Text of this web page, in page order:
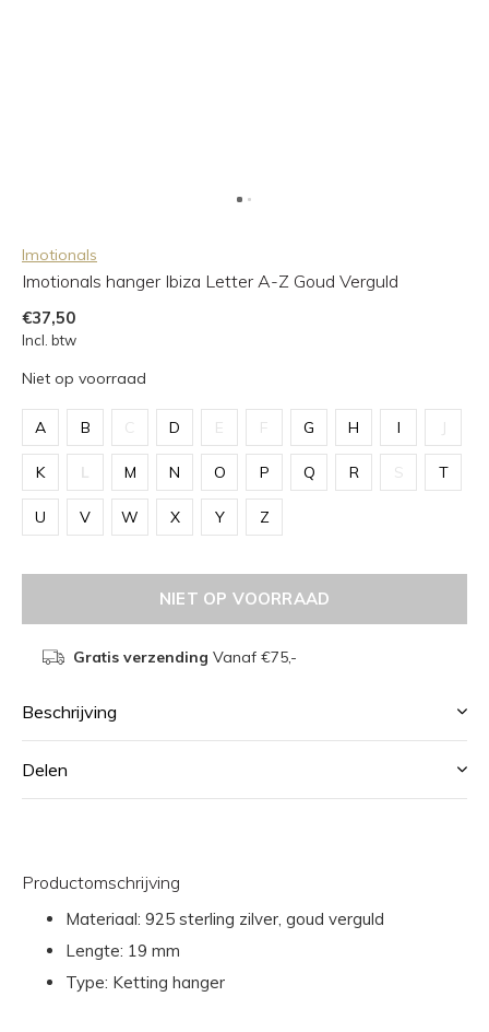
Imotionals
Imotionals hanger Ibiza Letter A-Z Goud Verguld
€37,50
Incl. btw
Niet op voorraad
A B C D E F G H I J
K L M N O P Q R S T
U V W X Y Z
NIET OP VOORRAAD
Gratis verzending Vanaf €75,-
Beschrijving
Delen
Productomschrijving
Materiaal: 925 sterling zilver, goud verguld
Lengte: 19 mm
Type: Ketting hanger